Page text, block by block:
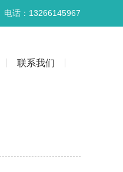
电话：13266145967
联系我们